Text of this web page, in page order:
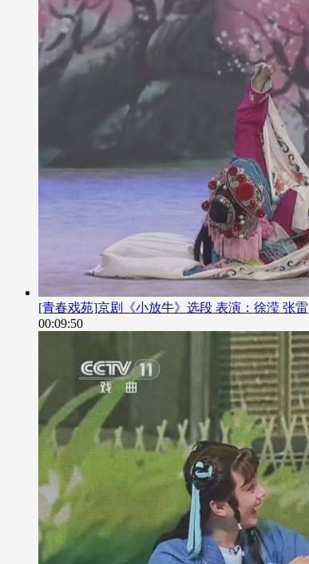
[青春戏苑]京剧《小放牛》选段 表演：徐滢 张雷
00:09:50